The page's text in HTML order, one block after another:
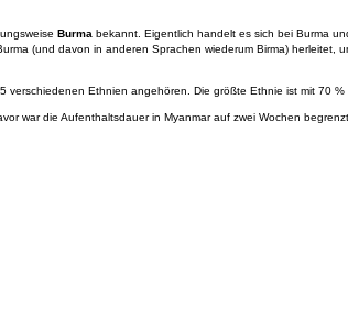
Burma bekannt. Eigentlich handelt es sich bei Burma
(und davon in anderen Sprachen wiederum Birma)
Ethnien angehören. Die größte Ethnie ist mit 70
war die Aufenthaltsdauer in Myanmar auf zwei Wochen